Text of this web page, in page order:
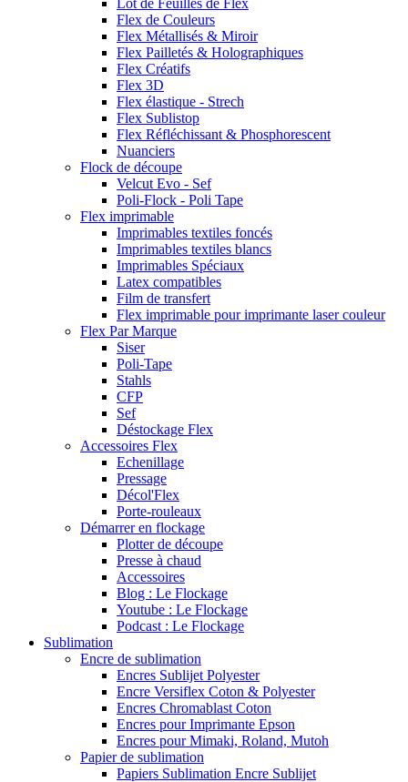
Lot de Feuilles de Flex
Flex de Couleurs
Flex Métallisés & Miroir
Flex Pailletés & Holographiques
Flex Créatifs
Flex 3D
Flex élastique - Strech
Flex Sublistop
Flex Réfléchissant & Phosphorescent
Nuanciers
Flock de découpe
Velcut Evo - Sef
Poli-Flock - Poli Tape
Flex imprimable
Imprimables textiles foncés
Imprimables textiles blancs
Imprimables Spéciaux
Latex compatibles
Film de transfert
Flex imprimable pour imprimante laser couleur
Flex Par Marque
Siser
Poli-Tape
Stahls
CFP
Sef
Déstockage Flex
Accessoires Flex
Echenillage
Pressage
Décol'Flex
Porte-rouleaux
Démarrer en flockage
Plotter de découpe
Presse à chaud
Accessoires
Blog : Le Flockage
Youtube : Le Flockage
Podcast : Le Flockage
Sublimation
Encre de sublimation
Encres Sublijet Polyester
Encre Versiflex Coton & Polyester
Encres Chromablast Coton
Encres pour Imprimante Epson
Encres pour Mimaki, Roland, Mutoh
Papier de sublimation
Papiers Sublimation Encre Sublijet